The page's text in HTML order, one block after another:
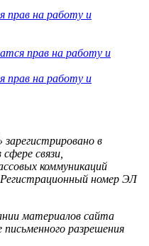
прав на работу и
прав на работу и
в
связи,
коммуникаций
номер ЭЛ
материалов сайта
разрешения